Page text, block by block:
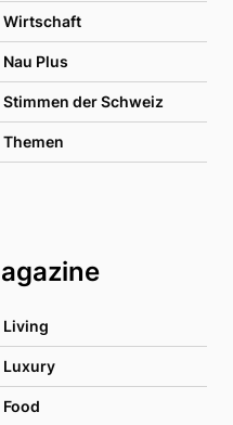
Wirtschaft
Nau Plus
Stimmen der Schweiz
Themen
Living
Luxury
Food